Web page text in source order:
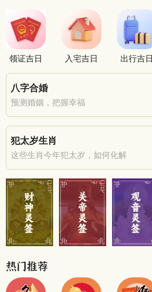
领证吉日 入宅吉日 出行吉日
八字合婚
预测婚姻，把握幸福
犯太岁生肖
这些生肖今年犯太岁，如何化解